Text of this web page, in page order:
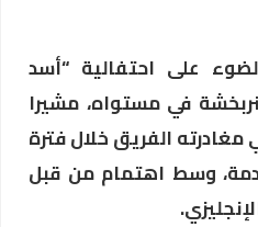
على احتفالية “أسد
في مستواه، مشيرا
الفريق خلال فترة
وسط اهتمام من قبل